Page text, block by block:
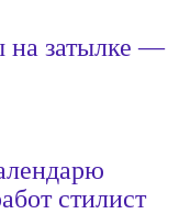
на затылке —
стилист